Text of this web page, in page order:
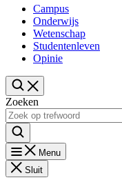
Campus
Onderwijs
Wetenschap
Studentenleven
Opinie
Zoeken
Menu
Sluit